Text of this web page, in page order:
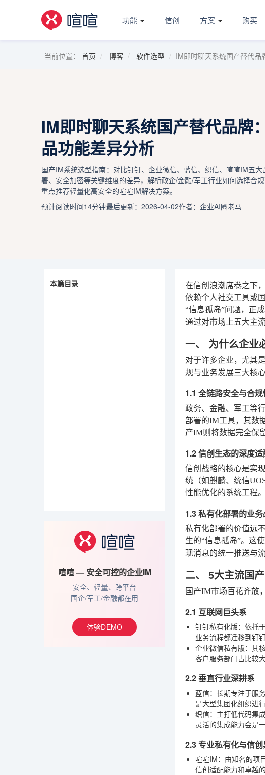
功能 信创 方案 购买
当前位置： 首页 博客 软件选型 IM即时聊天系统国产替代
IM即时聊天系统国产替代品牌
品功能差异分析
国产IM系统选型指南：对比钉钉、企业微信、蓝信、织信、喧喧IM五
署、安全加密等关键维度的差异，解析政企/金融/军工行业如何选择合规
重点推荐轻量化高安全的喧喧IM解决方案。
预计阅读时间14分钟最后更新：2026-04-02作者：企业AI圈老马
本篇目录
喧喧 — 安全可控的企业IM
安全、轻量、跨平台
国企/军工/金融都在用
体验DEMO
在信创浪潮席卷之下
依赖个人社交工具或
“信息孤岛”问题，正
通过对市场上五大主
一、 为什么企业
对于许多企业，尤其
规与业务发展三大核心
1.1 全链路安全与合
政务、金融、军工等
部署的IM工具，其数
产IM则将数据完全保
1.2 信创生态的深度
信创战略的核心是实
统（如麒麟、统信
性能优化的系统工程
1.3 私有化部署的业
私有化部署的价值远
生的“信息孤岛”。这
现消息的统一推送与
二、 5大主流国
国产IM市场百花齐放
2.1 互联网巨头系
钉钉私有化版：依托
业务流程都迁移到钉
企业微信私有版：其
客户服务部门占比较
2.2 垂直行业深耕系
蓝信：长期专注于服
是大型集团化组织进
织信：主打低代码集
灵活的集成能力会是
2.3 专业私有化与信
喧喧IM：由知名的项
信创适配能力和卓越